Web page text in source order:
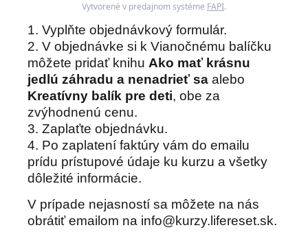
Vytvorené v predajnom systéme FAPI.
1. Vyplňte objednávkový formulár.
2. V objednávke si k Vianočnému balíčku
môžete pridať knihu Ako mať krásnu
jedlú záhradu a nenadrieť sa alebo
Kreatívny balík pre deti, obe za
zvýhodnenú cenu.
3. Zaplaťte objednávku.
4. Po zaplatení faktúry vám do emailu
prídu prístupové údaje ku kurzu a všetky
dôležité informácie.
V prípade nejasností sa môžete na nás
obrátiť emailom na info@kurzy.lifereset.sk.